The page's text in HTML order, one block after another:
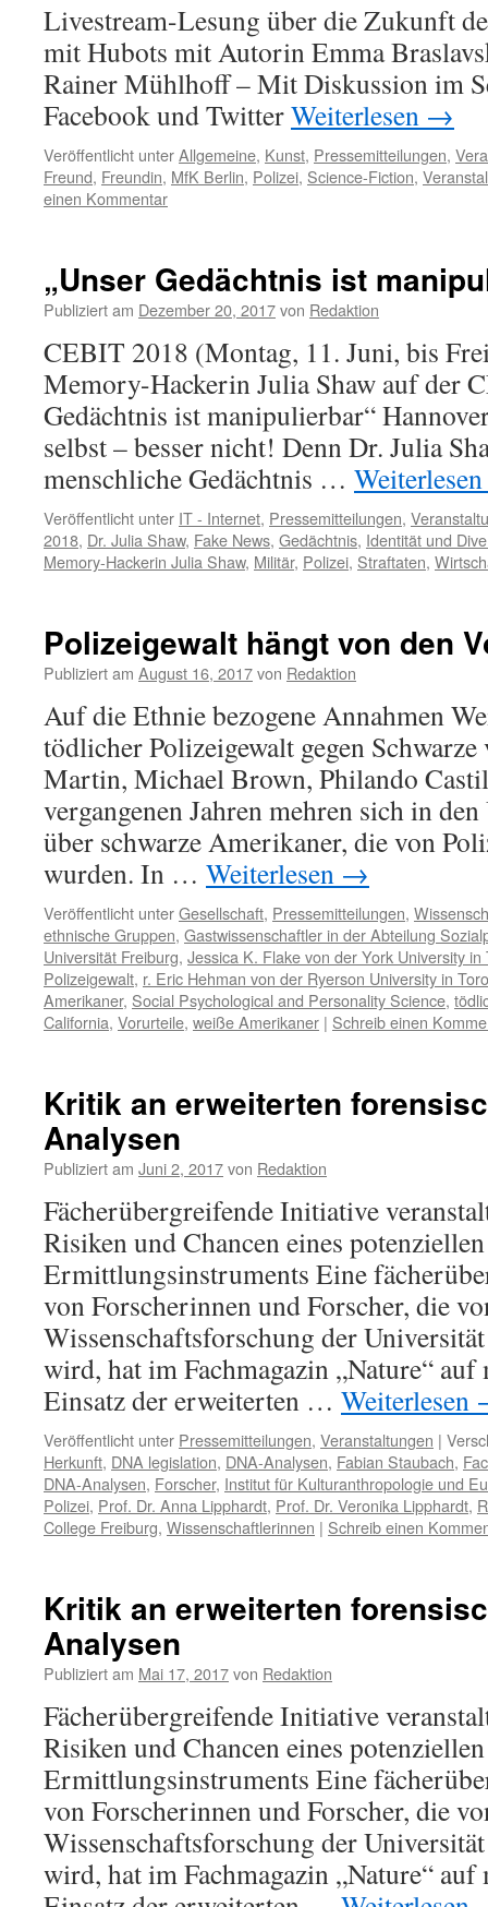
Livestream-Lesung über die Zukunft
mit Hubots mit Autorin Emma
Rainer Mühlhoff – Mit Diskussion im
Facebook und TwitterWeiterlesen →
Veröffentlicht unterAllgemeine, Kunst, Pressemitteilungen,
Freund, Freundin, MfK Berlin, Polizei, Science-Fiction,
einen Kommentar
„Unser Gedächtnis ist
Publiziert am Dezember 20, 2017von Redaktion
CEBIT 2018 (Montag, 11. Juni, bis
Memory-Hackerin Julia Shaw auf der
Gedächtnis ist manipulierbar“
selbst – besser nicht! Denn Dr. Julia
menschliche Gedächtnis … Weiterlesen
Veröffentlicht unter IT - Internet, Pressemitteilungen,
2018, Dr. Julia Shaw, Fake News, Gedächtnis, Identität und
Memory-Hackerin Julia Shaw, Militär, Polizei, Straftaten,
Polizeigewalt hängt von den
Publiziert am August 16, 2017von Redaktion
Auf die Ethnie bezogene Annahmen
tödlicher Polizeigewalt gegen
Martin, Michael Brown, Philando
vergangenen Jahren mehren sich in
über schwarze Amerikaner, die von
wurden. In … Weiterlesen →
Veröffentlicht unterGesellschaft, Pressemitteilungen,
ethnische Gruppen, Gastwissenschaftler in der Abteilung
Universität Freiburg, Jessica K. Flake von der York University in
Polizeigewalt, r. Eric Hehman von der Ryerson University in
Amerikaner, Social Psychological and Personality Science,
California, Vorurteile, weiße Amerikaner | Schreib einen
Kritik an erweiterten
Analysen
Publiziert am Juni 2, 2017von Redaktion
Fächerübergreifende Initiative
Risiken und Chancen eines potenziellen
Ermittlungsinstruments Eine
von Forscherinnen und Forscher, die
Wissenschaftsforschung der
wird, hat im Fachmagazin „Nature“
Einsatz der erweiterten … Weiterlesen
Veröffentlicht unter Pressemitteilungen, Veranstaltungen |
Herkunft, DNA legislation, DNA-Analysen, Fabian Staubach,
DNA-Analysen, Forscher, Institut für Kulturanthropologie und
Polizei, Prof. Dr. Anna Lipphardt, Prof. Dr. Veronika Lipphardt,
College Freiburg, Wissenschaftlerinnen | Schreib einen
Kritik an erweiterten
Analysen
Publiziert am Mai 17, 2017von Redaktion
Fächerübergreifende Initiative
Risiken und Chancen eines potenziellen
Ermittlungsinstruments Eine
von Forscherinnen und Forscher, die
Wissenschaftsforschung der
wird, hat im Fachmagazin „Nature“